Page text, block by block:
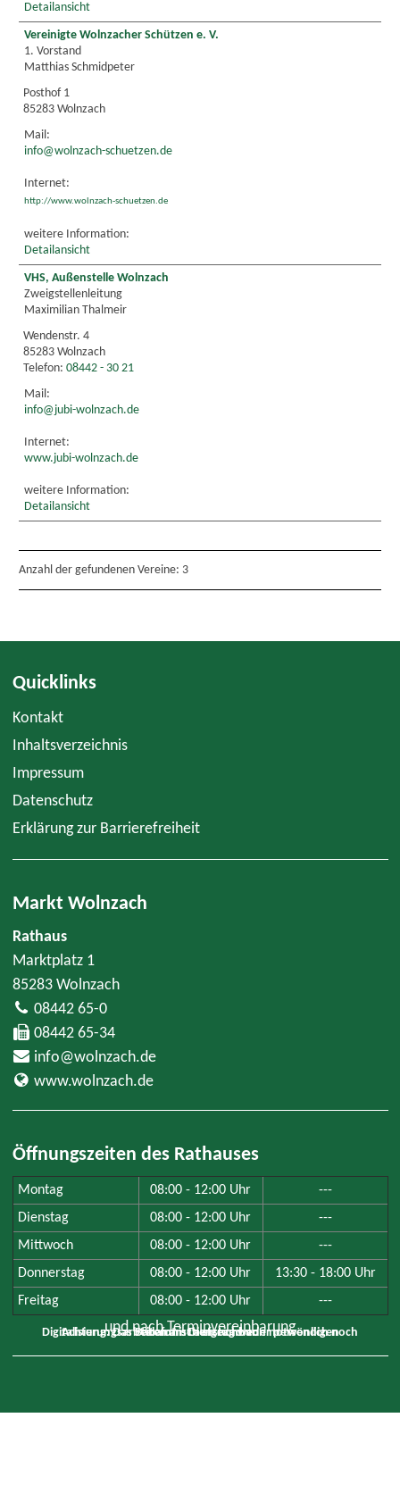
Detailansicht
Vereinigte Wolnzacher Schützen e. V.
1. Vorstand
Matthias Schmidpeter
Posthof 1
85283 Wolnzach
Mail:
info@wolnzach-schuetzen.de
Internet:
http://www.wolnzach-schuetzen.de
weitere Information:
Detailansicht
VHS, Außenstelle Wolnzach
Zweigstellenleitung
Maximilian Thalmeir
Wendenstr. 4
85283 Wolnzach
Telefon: 08442 - 30 21
Mail:
info@jubi-wolnzach.de
Internet:
www.jubi-wolnzach.de
weitere Information:
Detailansicht
Anzahl der gefundenen Vereine: 3
Quicklinks
Kontakt
Inhaltsverzeichnis
Impressum
Datenschutz
Erklärung zur Barrierefreiheit
Markt Wolnzach
Rathaus
Marktplatz 1
85283 Wolnzach
08442 65-0
08442 65-34
info@wolnzach.de
www.wolnzach.de
Öffnungszeiten des Rathauses
Montag 08:00 - 12:00 Uhr
---
Dienstag
08:00 - 12:00 Uhr
---
Mittwoch
08:00 - 12:00 Uhr
---
Donnerstag
08:00 - 12:00 Uhr
13:30 - 18:00 Uhr
Freitag
08:00 - 12:00 Uhr ---
und nach Terminvereinbarung
Achtung: Das Bauamt ist aufgrund von notwendigen Digitalisierungsarbeiten am Dienstag weder persönlich noch telefonisch erreichbar.